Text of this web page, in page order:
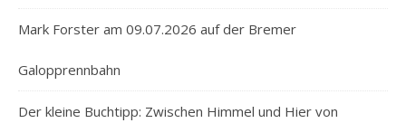
Mark Forster am 09.07.2026 auf der Bremer
Galopprennbahn
Der kleine Buchtipp: Zwischen Himmel und Hier von